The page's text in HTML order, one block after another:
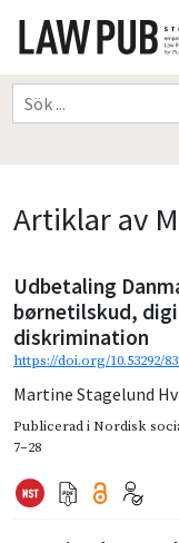
Artiklar av
Udbetaling
børnetilskud,
diskrimination
https://doi.org/10.53292/
Martine Stagelund
Publicerad iNordisk
7–28